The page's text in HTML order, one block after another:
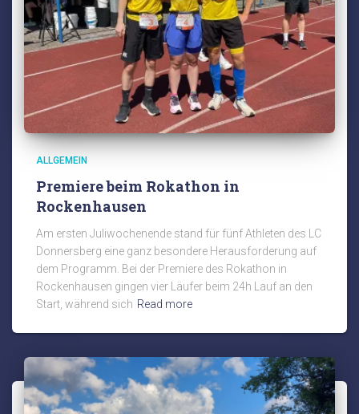
ALLGEMEIN
Premiere beim Rokathon in
Rockenhausen
Am ersten Juliwochenende stand für fünf Athleten des LC
Donnersberg eine ganz besondere Herausforderung auf
dem Programm. Bei der Premiere des Rokathon in
Rockenhausen gingen vier Läufer beim 24h Lauf an den
Start, während sich Read more